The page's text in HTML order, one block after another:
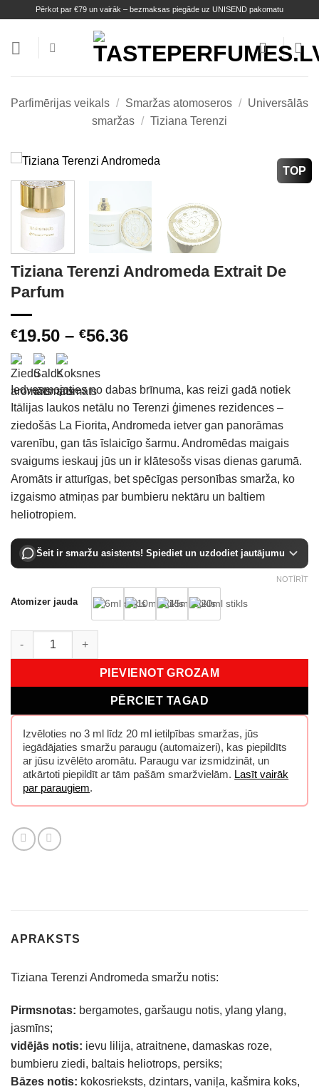
content
Pērkot par €79 un vairāk – bezmaksas piegāde uz UNISEND pakomatu
Parfimērijas veikals / Smaržas atomoseros /
Universālās
smaržas / Tiziana Terenzi
TOP
Tiziana Terenzi Andromeda Extrait De
Parfum
€19.50 – €56.36Price
through
€56.36
Iedvesmojoties no dabas brīnuma, kas reizi gadā notiek
Itālijas laukos netālu no Terenzi ģimenes rezidences –
ziedošās La Fiorita, Andromeda ietver gan panorāmas
varenību, gan tās īslaicīgo šarmu. Andromēdas maigais
svaigums ieskauj jūs un ir klātesošs visas dienas garumā.
Aromāts ir atturīgas, bet spēcīgas personības smarža, ko
izgaismo atmiņas par bumbieru nektāru un baltiem
heliotropiem.
Šeit ir smaržu asistents! Spiediet un uzdodiet jautājumu
Atomizer jauda
NOTĪRĪT
Tiziana Terenzi Andromeda Extrait De Parfum daudzums
PIEVIENOT GROZAM
PĒRCIET TAGAD
Izvēloties no 3 ml līdz 20 ml ietilpības smaržas, jūs
iegādājaties smaržu paraugu (automaizeri), kas piepildīts
ar jūsu izvēlēto aromātu. Paraugu var izsmidzināt, un
atkārtoti piepildīt ar tām pašām smaržvielām. Lasīt vairāk
par paraugiem.
APRAKSTS
Tiziana Terenzi Andromeda smaržu notis:
Pirmsnotas: bergamotes, garšaugu notis, ylang ylang,
jasmīns;
vidējās notis: ievu lilija, atraitnene, damaskas roze,
bumbieru ziedi, baltais heliotrops, persiks;
Bāzes notis: kokosrieksts, dzintars, vaniļa, kašmira koks,